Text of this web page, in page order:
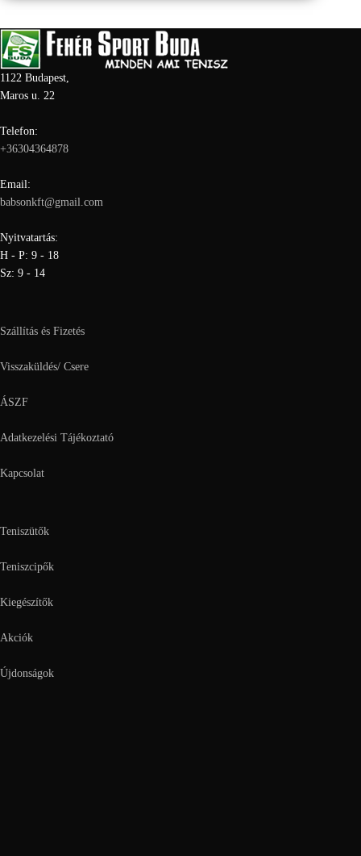
1122 Budapest,
Maros u. 22
Telefon:
+36304364878
Email:
babsonkft@gmail.com
Nyitvatartás:
H - P: 9 - 18
Sz: 9 - 14
Szállítás és Fizetés
Visszaküldés/ Csere
ÁSZF
Adatkezelési Tájékoztató
Kapcsolat
Teniszütők
Teniszcipők
Kiegészítők
Akciók
Újdonságok